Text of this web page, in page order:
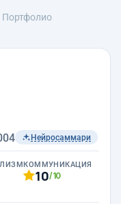
Портфолио
Нейросаммари
КОММУНИКАЦИЯ
10/10